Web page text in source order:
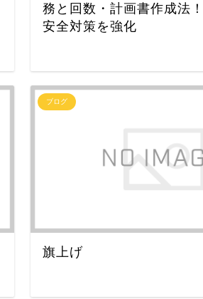
務と回数・計画書作成法
安全対策を強化
ブログ
旗上げ